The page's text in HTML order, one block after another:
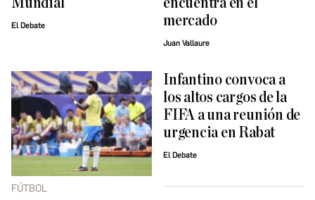
El Debate
mercado
Juan Vallaure
FÚTBOL
Infantino convoca a
los altos cargos de la
FIFA a una reunión de
urgencia en Rabat
El Debate